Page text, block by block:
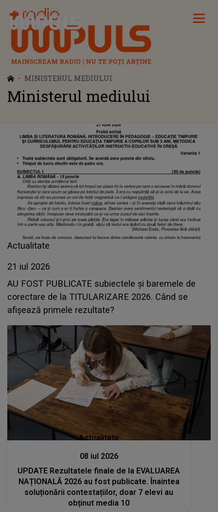
Radio Impuls
MINISTERUL MEDIULUI
Ministerul mediului
Actualitate
21 iul 2026
AU FOST PUBLICATE subiectele și baremele de
corectare de la TITULARIZARE 2026. Când se
afișează primele rezultate?
Actualitate
08 iul 2026
UPDATE Rezultatele finale de la EVALUAREA
NAȚIONALĂ 2026 au fost publicate. Înaintea
soluționării contestațiilor, doar 7 elevi au
obținut media 10